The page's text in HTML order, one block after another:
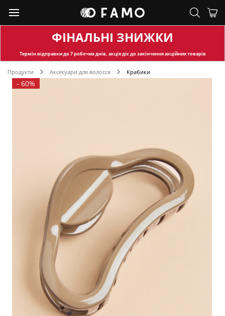
ФІНАЛЬНІ ЗНИЖКИ
Термін відправкидо 7 робочих днів, акція діє до закінчення акційних товарів
Продукти Аксесуари для волосся Крабики
- 60%